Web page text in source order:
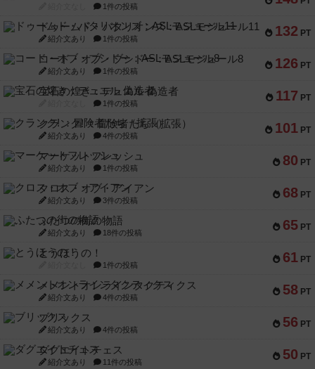
1件の投稿
132 PT
ドゥームド・バタリオンズ：ASLモジュール11
紹介文あり 1件の投稿
126 PT
コード・オブ・ブシドー：ASLモジュール8
紹介文あり 1件の投稿
117 PT
宝石の煌き：デュエル 偽造者
1件の投稿
101 PT
クランク! ：冒険者たち（拡張）
紹介文あり 4件の投稿
80 PT
マーケットフレッシュ
紹介文あり 1件の投稿
68 PT
クロス・オブ・アイアン
紹介文あり 3件の投稿
65 PT
ふたつの街の物語
紹介文あり 18件の投稿
61 PT
とうほうの！
1件の投稿
58 PT
メメントオンラインタクティクス
紹介文あり 4件の投稿
56 PT
ブリックス
紹介文あり 4件の投稿
50 PT
ダグエイトチェス
紹介文あり 11件の投稿